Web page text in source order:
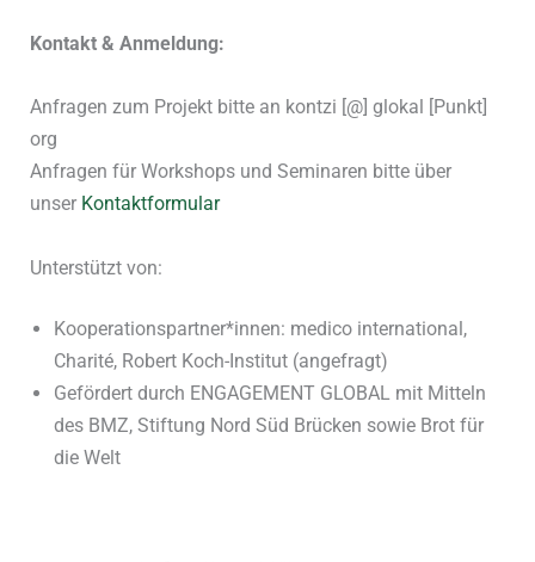
Kontakt & Anmeldung:
Anfragen zum Projekt bitte an kontzi [@] glokal [Punkt]
org
Anfragen für Workshops und Seminaren bitte über
unser Kontaktformular
Unterstützt von:
Kooperationspartner*innen: medico international,
Charité, Robert Koch-Institut (angefragt)
Gefördert durch ENGAGEMENT GLOBAL mit Mitteln
des BMZ, Stiftung Nord Süd Brücken sowie Brot für
die Welt